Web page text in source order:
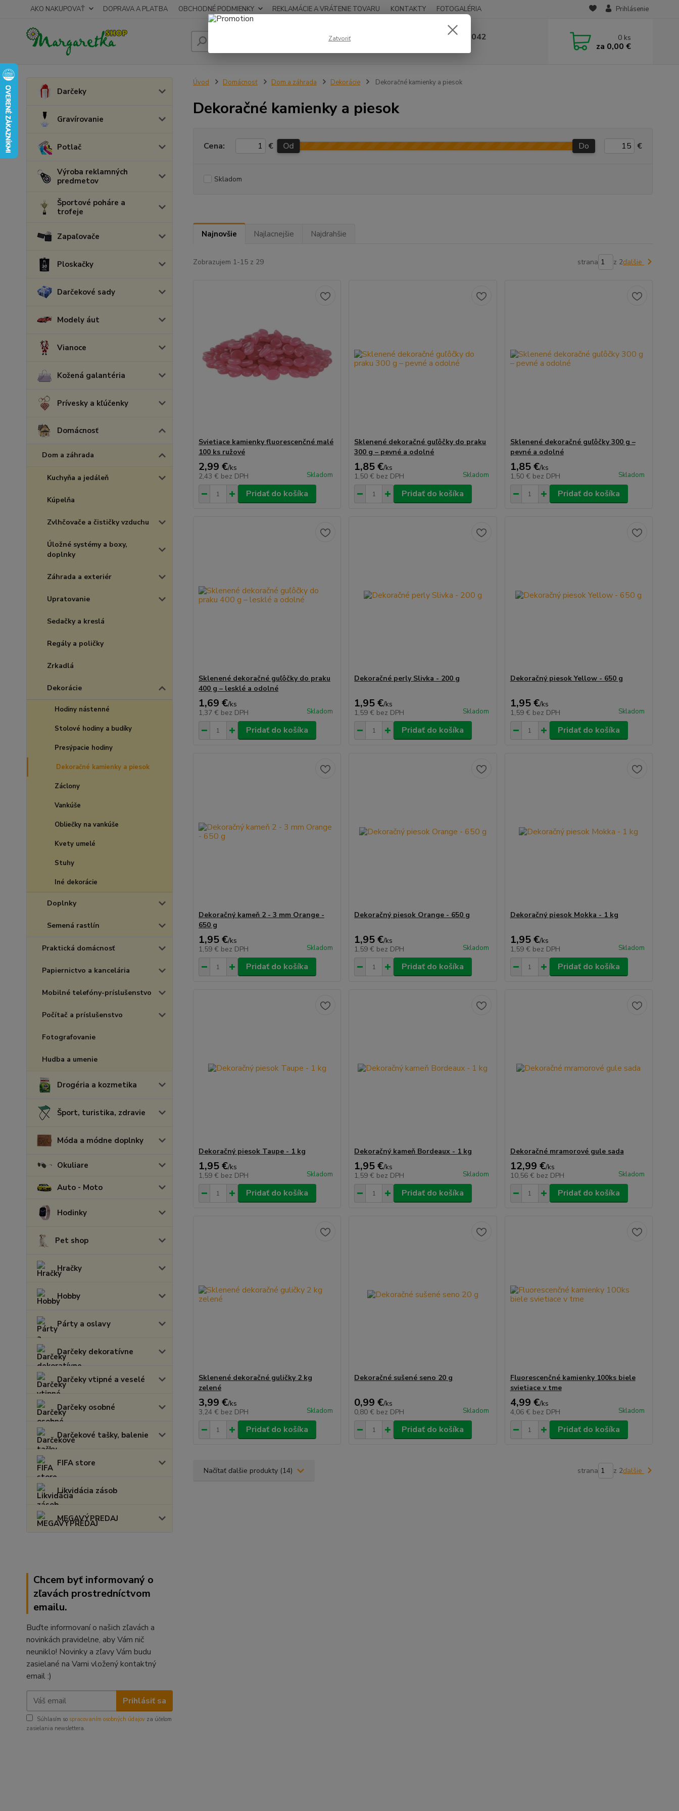
AKO NAKUPOVAŤ DOPRAVA A PLATBA OBCHODNÉ PODMIENKY REKLAMÁCIE A VRÁTENIE TOVARU KONTAKTY FOTOGALÉRIA Prihlásenie
Hľadať 0948 236 042 0 ks
za 0,00 €
Darčeky
Gravírovanie
Potlač
Výroba reklamných
predmetov
Športové poháre a
trofeje
Zapaľovače
Ploskačky
Darčekové sady
Modely áut
Vianoce
Kožená galantéria
Prívesky a kľúčenky
Domácnosť
Dom a záhrada
Kuchyňa a jedáleň
Kúpelňa
Zvlhčovače a čističky vzduchu
Úložné systémy a boxy,
doplnky
Záhrada a exteriér
Upratovanie
Sedačky a kreslá
Regály a poličky
Zrkadlá
Dekorácie
Hodiny nástenné
Stolové hodiny a budíky
Presýpacie hodiny
Dekoračné kamienky a piesok
Záclony
Vankúše
Obliečky na vankúše
Kvety umelé
Stuhy
Iné dekorácie
Doplnky
Semená rastlín
Praktická domácnosť
Papiernictvo a kancelária
Mobilné telefóny-príslušenstvo
Počítač a príslušenstvo
Fotografovanie
Hudba a umenie
Drogéria a kozmetika
Šport, turistika, zdravie
Móda a módne doplnky
Okuliare
Auto - Moto
Hodinky
Pet shop
Hračky
Hobby
Párty a oslavy
Darčeky dekoratívne
Darčeky vtipné a veselé
Darčeky osobné
Darčekové tašky, balenie
FIFA store
Likvidácia zásob
MEGAVÝPREDAJ
Chcem byť informovaný o
zľavách prostredníctvom
emailu.
Buďte informovaní o našich zľavách a
novinkách pravidelne, aby Vám nič
neuniklo! Novinky a zľavy Vám budu
zasielané na Vami vložený kontaktný
email :)
Prihlásiť sa
Súhlasím so spracovaním osobných údajov za účelom
zasielania newslettera.
Úvod Domácnosť Dom a záhrada Dekorácie Dekoračné kamienky a piesok
Dekoračné kamienky a piesok
Cena: € Od Do €
Skladom
Najnovšie Najlacnejšie Najdrahšie
Zobrazujem 1-15 z 29 strana z 2ďalšie
Svietiace kamienky fluorescenčné malé
100 ks ružové
2,99 €/ks
2,43 € bez DPH Skladom
Pridať do košíka
Sklenené dekoračné guľôčky do praku
300 g – pevné a odolné
1,85 €/ks
1,50 € bez DPH Skladom
Pridať do košíka
Sklenené dekoračné guľôčky 300 g –
pevné a odolné
1,85 €/ks
1,50 € bez DPH Skladom
Pridať do košíka
Sklenené dekoračné guľôčky do praku
400 g – lesklé a odolné
1,69 €/ks
1,37 € bez DPH Skladom
Pridať do košíka
Dekoračné perly Slivka - 200 g
1,95 €/ks
1,59 € bez DPH Skladom
Pridať do košíka
Dekoračný piesok Yellow - 650 g
1,95 €/ks
1,59 € bez DPH Skladom
Pridať do košíka
Dekoračný kameň 2 - 3 mm Orange -
650 g
1,95 €/ks
1,59 € bez DPH Skladom
Pridať do košíka
Dekoračný piesok Orange - 650 g
1,95 €/ks
1,59 € bez DPH Skladom
Pridať do košíka
Dekoračný piesok Mokka - 1 kg
1,95 €/ks
1,59 € bez DPH Skladom
Pridať do košíka
Dekoračný piesok Taupe - 1 kg
1,95 €/ks
1,59 € bez DPH Skladom
Pridať do košíka
Dekoračný kameň Bordeaux - 1 kg
1,95 €/ks
1,59 € bez DPH Skladom
Pridať do košíka
Dekoračné mramorové gule sada
12,99 €/ks
10,56 € bez DPH Skladom
Pridať do košíka
Sklenené dekoračné guličky 2 kg
zelené
3,99 €/ks
3,24 € bez DPH Skladom
Pridať do košíka
Dekoračné sušené seno 20 g
0,99 €/ks
0,80 € bez DPH Skladom
Pridať do košíka
Fluorescenčné kamienky 100ks biele
svietiace v tme
4,99 €/ks
4,06 € bez DPH Skladom
Pridať do košíka
Načítať ďalšie produkty (14) strana z 2ďalšie
Zatvoriť